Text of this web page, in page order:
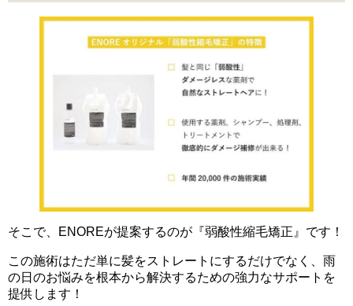
そこで、ENOREが提案するのが『弱酸性縮毛矯正』です！
この施術はただ単に髪をストレートにするだけでなく、雨
の日のお悩みを根本から解決するための強力なサポートを
提供します！